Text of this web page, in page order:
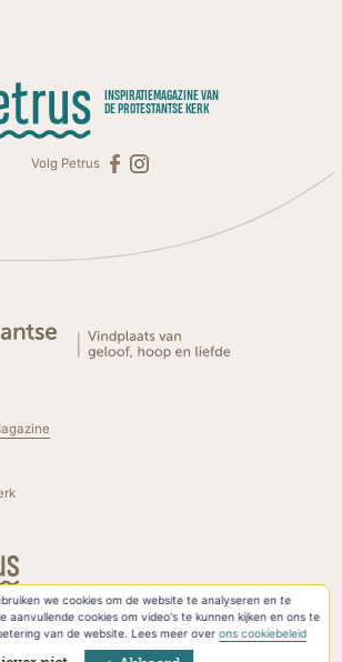
we cookies om de website te analyseren en te
aanvullende cookies om video's te kunnen kijken en ons te
van de website. Lees meer overons cookiebeleid
INSPIRATIEMAGAZINE VAN
DE PROTESTANTSE KERK
Volg Petrus